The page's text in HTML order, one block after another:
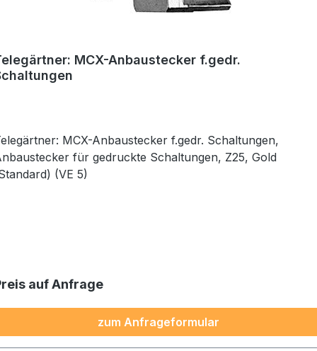
MCX-Anbaustecker f.gedr.
MCX-Anbaustecker f.gedr. Schaltungen,
für gedruckte Schaltungen, Z25, Gold
(VE 5)
auf Anfrage
zum Anfrageformular